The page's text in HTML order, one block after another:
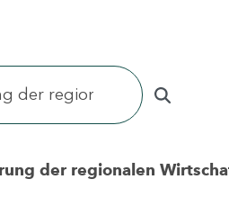
der regionalen